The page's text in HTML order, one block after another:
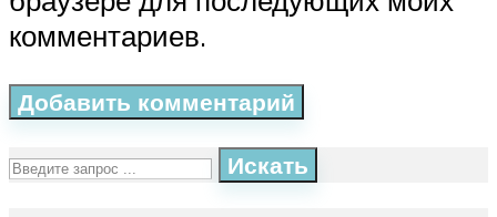
комментариев.
Искать